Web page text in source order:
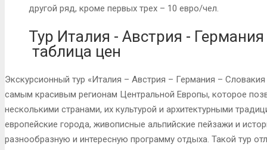
другой ряд, кроме первых трех – 10 евро/чел.
Тур Италия - Австрия -
таблица цен
Экскурсионный тур «Италия – Австрия – Германия –
самым красивым регионам Центральной Европы, которое
несколькими странами, их культурой и архитектурными
европейские города, живописные альпийские пейзажи и
разнообразную и интересную программу отдыха. Такой тур